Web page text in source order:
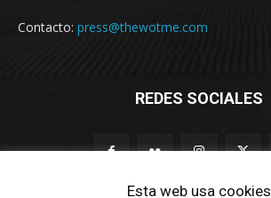
Contacto: press@thewotme.com
REDES SOCIALES
Esta web usa cookies